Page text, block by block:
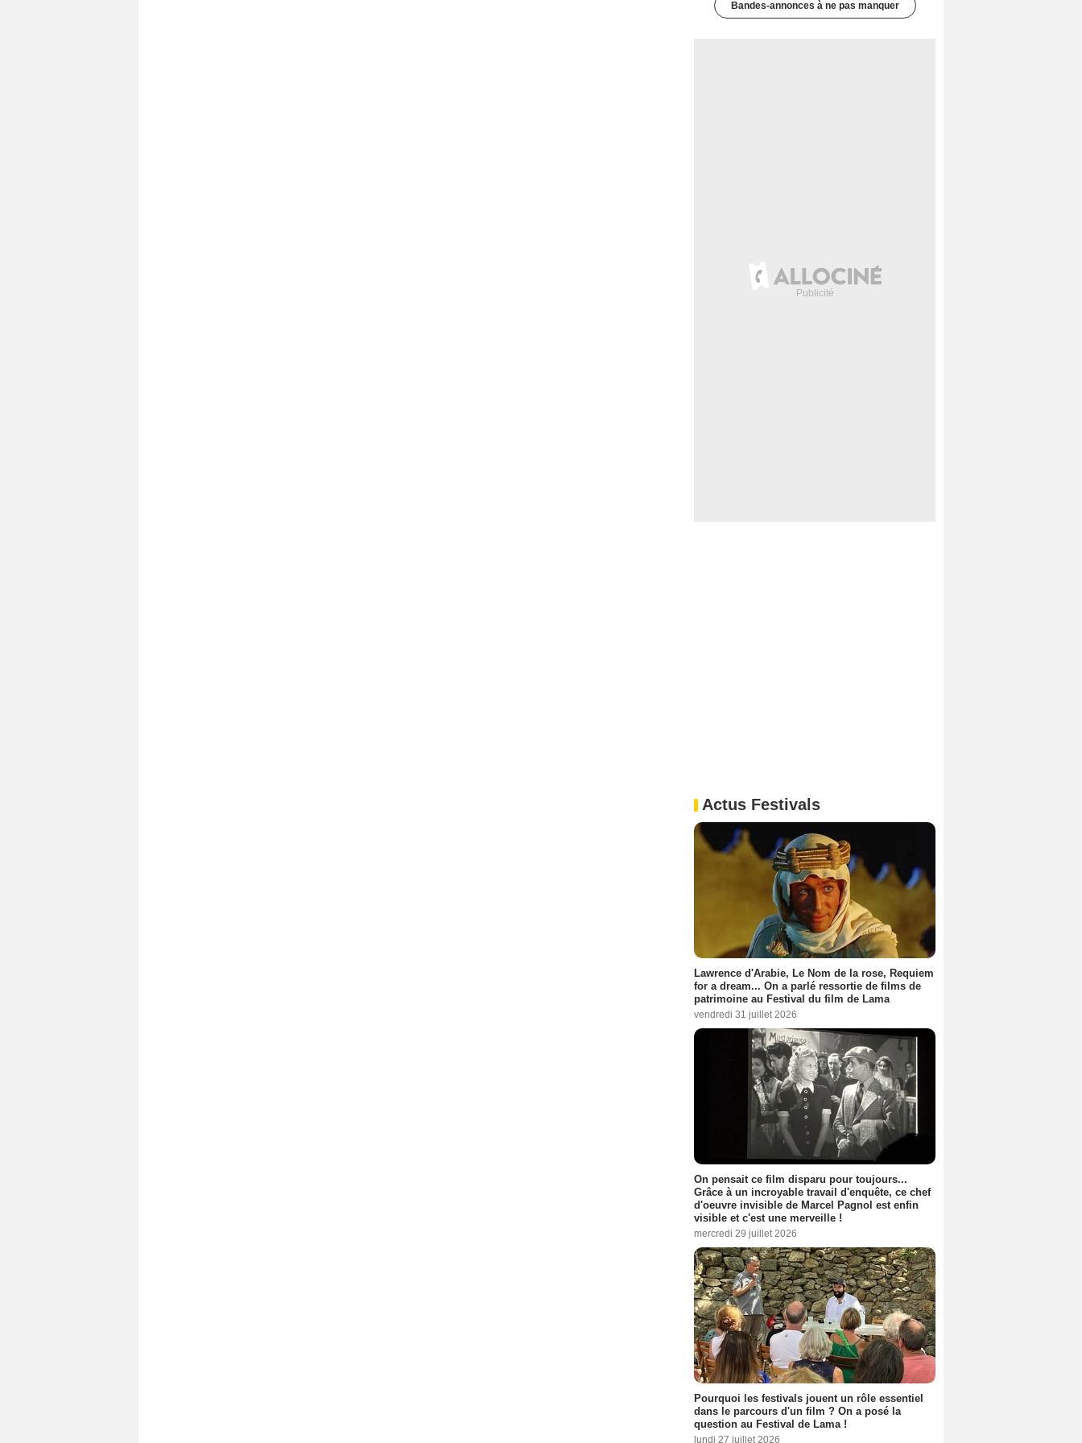
Bandes-annonces à ne pas manquer
Actus Festivals
Lawrence d'Arabie, Le Nom de la rose, Requiem
for a dream... On a parlé ressortie de films de
patrimoine au Festival du film de Lama
vendredi 31 juillet 2026
On pensait ce film disparu pour toujours...
Grâce à un incroyable travail d'enquête, ce chef
d'oeuvre invisible de Marcel Pagnol est enfin
visible et c'est une merveille !
mercredi 29 juillet 2026
Pourquoi les festivals jouent un rôle essentiel
dans le parcours d'un film ? On a posé la
question au Festival de Lama !
lundi 27 juillet 2026